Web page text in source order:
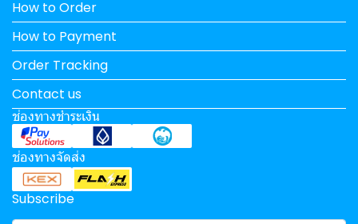
How to Order
How to Payment
Order Tracking
Contact us
ช่องทางชำระเงิน
ช่องทางจัดส่ง
Subscribe